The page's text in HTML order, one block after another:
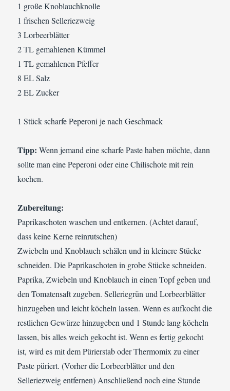
1 große Knoblauchknolle
1 frischen Selleriezweig
3 Lorbeerblätter
2 TL gemahlenen Kümmel
1 TL gemahlenen Pfeffer
8 EL Salz
2 EL Zucker
1 Stück scharfe Peperoni je nach Geschmack
Tipp:Wenn jemand eine scharfe Paste haben möchte, dann
sollte man eine Peperoni oder eine Chilischote mit rein
kochen.
Zubereitung:
Paprikaschoten waschen und entkernen. (Achtet darauf,
dass keine Kerne reinrutschen)
Zwiebeln und Knoblauch schälen und in kleinere Stücke
schneiden. Die Paprikaschoten in grobe Stücke schneiden.
Paprika, Zwiebeln und Knoblauch in einen Topf geben und
den Tomatensaft zugeben. Selleriegrün und Lorbeerblätter
hinzugeben und leicht köcheln lassen. Wenn es aufkocht die
restlichen Gewürze hinzugeben und 1 Stunde lang köcheln
lassen, bis alles weich gekocht ist. Wenn es fertig gekocht
ist, wird es mit dem Pürierstab oder Thermomix zu einer
Paste püriert. (Vorher die Lorbeerblätter und den
Selleriezweig entfernen) Anschließend noch eine Stunde